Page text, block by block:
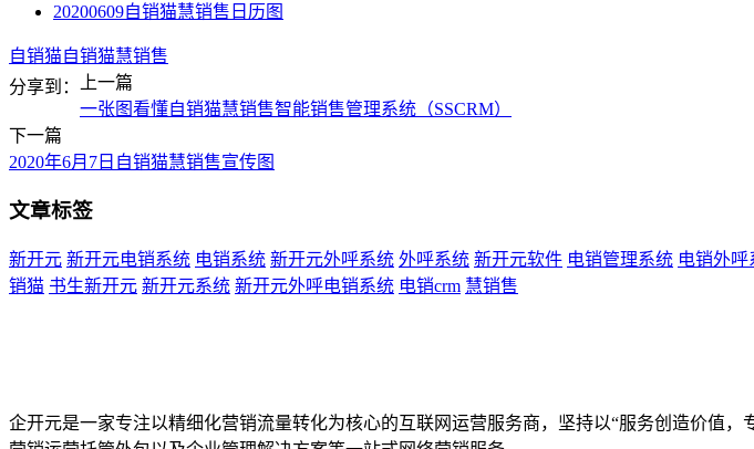
20200609自销猫慧销售日历图
自销猫自销猫慧销售
分享到：
上一篇
一张图看懂自销猫慧销售智能销售管理系统（SSCRM）
下一篇
2020年6月7日自销猫慧销售宣传图
文章标签
新开元 新开元电销系统 电销系统 新开元外呼系统 外呼系统 新开元软件 电销管理系统 电销外呼
销猫 书生新开元 新开元系统 新开元外呼电销系统 电销crm 慧销售
企开元是一家专注以精细化营销流量转化为核心的互联网运营服务商，坚持以“服务创造价值